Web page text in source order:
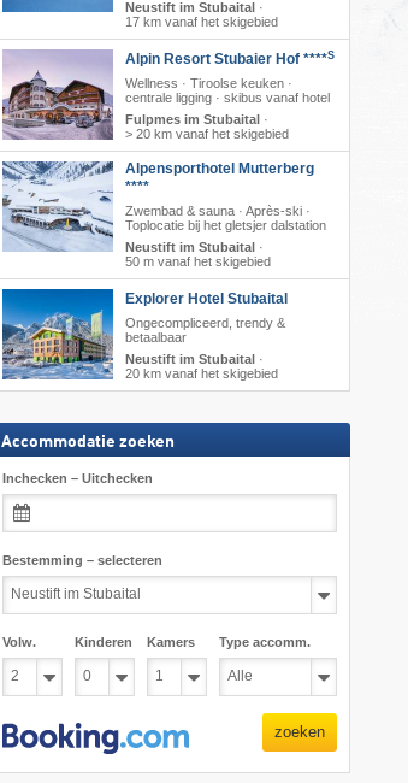
Neustift im Stubaital·
17 km vanaf het skigebied
Alpin Resort Stubaier Hof ****S
Wellness · Tiroolse keuken ·
centrale ligging · skibus vanaf hotel
Fulpmes im Stubaital·
> 20 km vanaf het skigebied
Alpensporthotel Mutterberg
****
Zwembad & sauna · Après-ski ·
Toplocatie bij het gletsjer dalstation
Neustift im Stubaital·
50 m vanaf het skigebied
Explorer Hotel Stubaital
Ongecompliceerd, trendy &
betaalbaar
Neustift im Stubaital·
20 km vanaf het skigebied
Accommodatie zoeken
Inchecken – Uitchecken
Bestemming – selecteren
Volw. Kinderen Kamers Type accomm.
zoeken